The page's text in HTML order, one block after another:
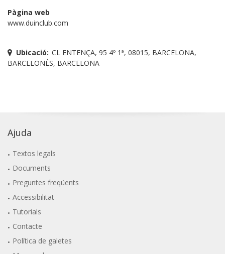
Pàgina web
www.duinclub.com
Ubicació: CL ENTENÇA, 95 4º 1ª, 08015, BARCELONA,
BARCELONÈS, BARCELONA
Ajuda
Textos legals
Documents
Preguntes freqüents
Accessibilitat
Tutorials
Contacte
Política de galetes